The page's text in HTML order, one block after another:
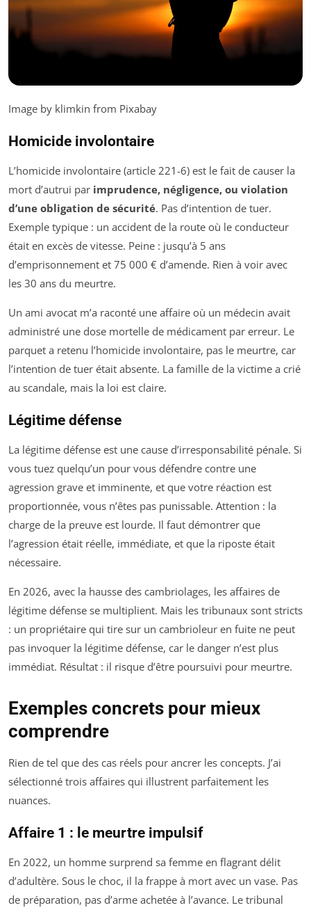
Image by klimkin from Pixabay
Homicide involontaire
L’homicide involontaire (article 221-6) est le fait de causer la
mort d’autrui par imprudence, négligence, ou violation
d’une obligation de sécurité. Pas d’intention de tuer.
Exemple typique : un accident de la route où le conducteur
était en excès de vitesse. Peine : jusqu’à 5 ans
d’emprisonnement et 75 000 € d’amende. Rien à voir avec
les 30 ans du meurtre.
Un ami avocat m’a raconté une affaire où un médecin avait
administré une dose mortelle de médicament par erreur. Le
parquet a retenu l’homicide involontaire, pas le meurtre, car
l’intention de tuer était absente. La famille de la victime a crié
au scandale, mais la loi est claire.
Légitime défense
La légitime défense est une cause d’irresponsabilité pénale. Si
vous tuez quelqu’un pour vous défendre contre une
agression grave et imminente, et que votre réaction est
proportionnée, vous n’êtes pas punissable. Attention : la
charge de la preuve est lourde. Il faut démontrer que
l’agression était réelle, immédiate, et que la riposte était
nécessaire.
En 2026, avec la hausse des cambriolages, les affaires de
légitime défense se multiplient. Mais les tribunaux sont stricts
: un propriétaire qui tire sur un cambrioleur en fuite ne peut
pas invoquer la légitime défense, car le danger n’est plus
immédiat. Résultat : il risque d’être poursuivi pour meurtre.
Exemples concrets pour mieux
comprendre
Rien de tel que des cas réels pour ancrer les concepts. J’ai
sélectionné trois affaires qui illustrent parfaitement les
nuances.
Affaire 1 : le meurtre impulsif
En 2022, un homme surprend sa femme en flagrant délit
d’adultère. Sous le choc, il la frappe à mort avec un vase. Pas
de préparation, pas d’arme achetée à l’avance. Le tribunal